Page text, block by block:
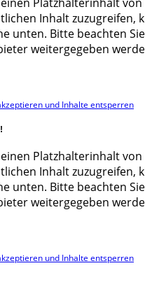
Inhalt zuzugreifen,
unten. Bitte beachten
weitergegeben
und Inhalte entsperren
Platzhalterinhalt von
Inhalt zuzugreifen,
unten. Bitte beachten
weitergegeben
und Inhalte entsperren